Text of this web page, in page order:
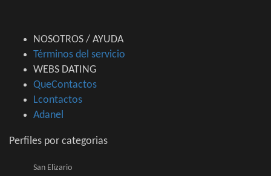
NOSOTROS / AYUDA
Términos del servicio
WEBS DATING
QueContactos
Lcontactos
Adanel
Perfiles por categorias
San Elizario